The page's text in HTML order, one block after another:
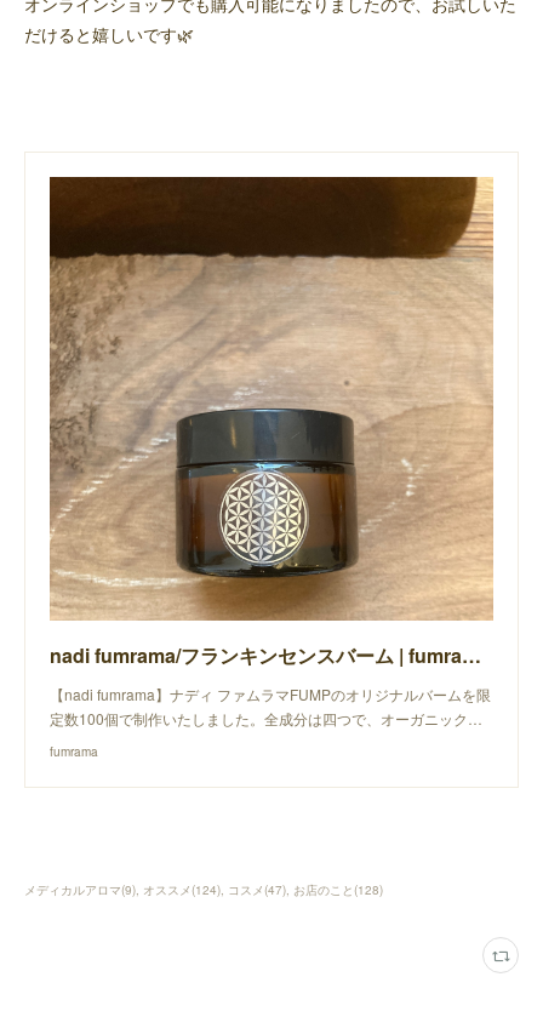
だけると嬉しいです🌿
nadi fumrama/フランキンセンスバーム | fumrama powered by BASE
【nadi fumrama】ナディ ファムラマFUMPのオリジナルバームを限
定数100個で制作いたしました。全成分は四つで、オーガニック…
fumrama
メディカルアロマ(9) オススメ(124) コスメ(47) お店のこと(128)